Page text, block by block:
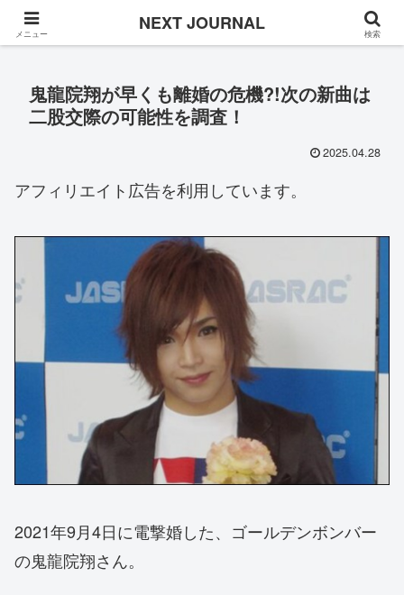
Once in a while
鬼龍院翔が早くも離婚の危機?!次の新曲は
二股交際の可能性を調査！
2025.04.28
アフィリエイト広告を利用しています。
2021年9月4日に電撃婚した、ゴールデンボンバー
の鬼龍院翔さん。
メニュー NEXT JOURNAL 検索